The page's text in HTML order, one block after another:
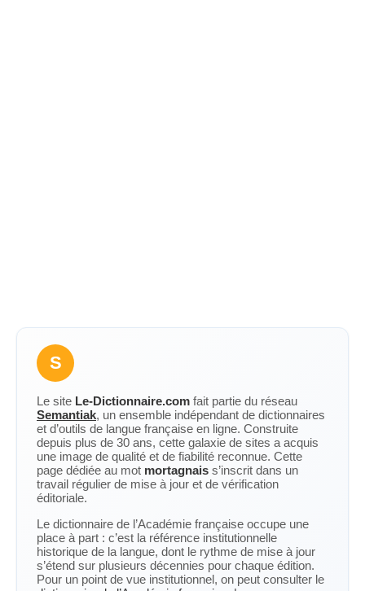
S
Le site Le-Dictionnaire.com fait partie du réseau
Semantiak, un ensemble indépendant de dictionnaires
et d’outils de langue française en ligne. Construite
depuis plus de 30 ans, cette galaxie de sites a acquis
une image de qualité et de fiabilité reconnue. Cette
page dédiée au mot mortagnais s’inscrit dans un
travail régulier de mise à jour et de vérification
éditoriale.
Le dictionnaire de l’Académie française occupe une
place à part : c’est la référence institutionnelle
historique de la langue, dont le rythme de mise à jour
s’étend sur plusieurs décennies pour chaque édition.
Pour un point de vue institutionnel, on peut consulter le